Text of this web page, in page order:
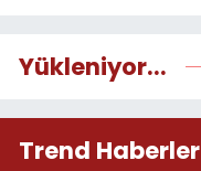
Yükleniyor...
Trend Haberler